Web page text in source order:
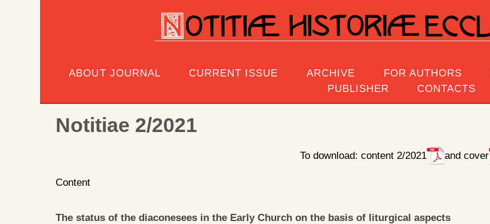
ABOUT JOURNAL CURRENT ISSUE ARCHIVE FOR AUTHORS
PUBLISHER
CONTACTS
Notitiae 2/2021
To download: content 2/2021 and cover
Content
The status of the diaconesees in the Early Church on the basis of liturgical aspects